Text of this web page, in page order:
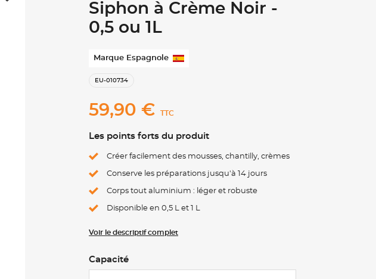
Siphon à Crème Noir -
0,5 ou 1L
Marque Espagnole
EU-010734
59,90 € TTC
Les points forts du produit
Créer facilement des mousses, chantilly, crèmes
Conserve les préparations jusqu'à 14 jours
Corps tout aluminium : léger et robuste
Disponible en 0,5 L et 1 L
Voir le descriptif complet
Capacité